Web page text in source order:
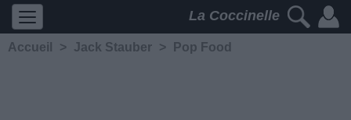
La Coccinelle
Accueil > Jack Stauber > Pop Food